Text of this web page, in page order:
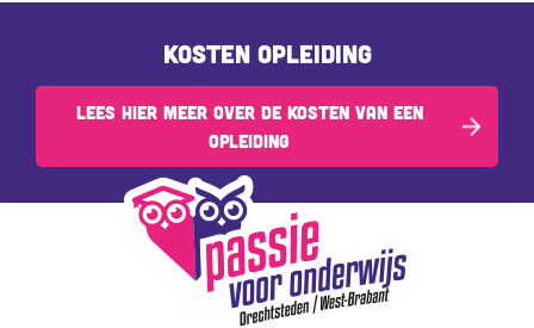
Kosten opleiding
Lees hier meer over de kosten van een
opleiding